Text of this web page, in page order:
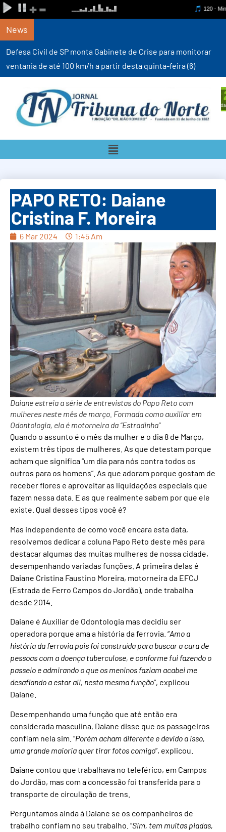
News
Defesa Civil de SP monta Gabinete de Crise para monitorar
ventania de até 100 km/h a partir desta quinta-feira (6)
PAPO RETO: Daiane
Cristina F. Moreira
6 Mar 2024 1:45 Am
Daiane estreia a série de entrevistas do Papo Reto com
mulheres neste mês de março. Formada como auxiliar em
Odontologia, ela é motorneira da “Estradinha”
Quando o assunto é o mês da mulher e o dia 8 de Março,
existem três tipos de mulheres. As que detestam porque
acham que significa “um dia para nós contra todos os
outros para os homens”. As que adoram porque gostam de
receber flores e aproveitar as liquidações especiais que
fazem nessa data. E as que realmente sabem por que ele
existe. Qual desses tipos você é?
Mas independente de como você encara esta data,
resolvemos dedicar a coluna Papo Reto deste mês para
destacar algumas das muitas mulheres de nossa cidade,
desempenhando variadas funções. A primeira delas é
Daiane Cristina Faustino Moreira, motorneira da EFCJ
(Estrada de Ferro Campos do Jordão), onde trabalha
desde 2014.
Daiane é Auxiliar de Odontologia mas decidiu ser
operadora porque ama a história da ferrovia. “Amo a
história da ferrovia pois foi construída para buscar a cura de
pessoas com a doença tuberculose, e conforme fui fazendo o
passeio e admirando o que os meninos faziam acabei me
desafiando a estar ali, nesta mesma função”, explicou
Daiane.
Desempenhando uma função que até então era
considerada masculina, Daiane disse que os passageiros
confiam nela sim. “Porém acham diferente e devido a isso,
uma grande maioria quer tirar fotos comigo”, explicou.
Daiane contou que trabalhava no teleférico, em Campos
do Jordão, mas com a concessão foi transferida para o
transporte de circulação de trens.
Perguntamos ainda à Daiane se os companheiros de
trabalho confiam no seu trabalho. “Sim, tem muitas piadas,